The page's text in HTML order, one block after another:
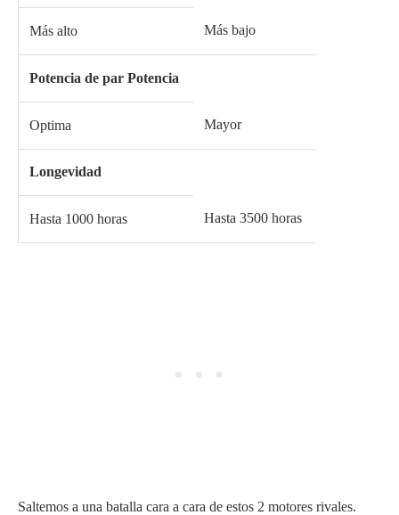
Más alto Más bajo
Potencia de par Potencia
Optima Mayor
Longevidad
Hasta 1000 horas Hasta 3500 horas
Saltemos a una batalla cara a cara de estos 2 motores rivales.